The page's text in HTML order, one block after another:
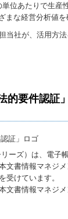
位あたりで生産
まな経営分析値を
当社が、活用方
的要件認証
ーズ） は、電子
文書情報マネジメ
受けています。
文書情報マネジ